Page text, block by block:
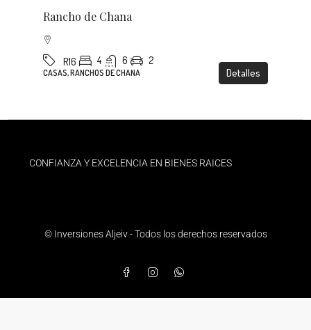
Rancho de Chana
R16 4 6 2
CASAS, RANCHOS DE CHANA Detalles
CONFIANZA Y EXCELENCIA EN BIENES RAICES
© Inversiones Aljeiv - Todos los derechos reservados